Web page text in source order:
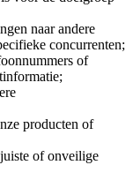
naar andere
concurrenten;
of
producten of
of onveilige